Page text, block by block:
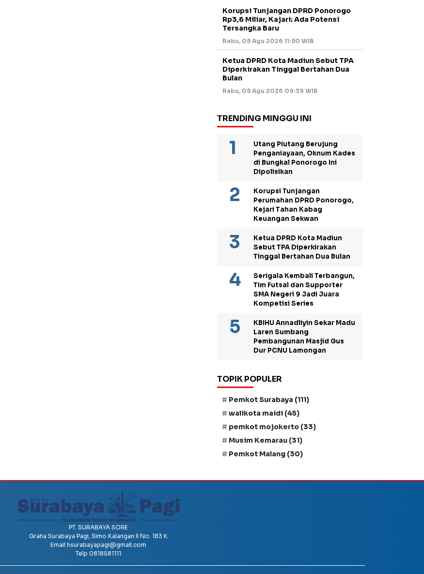
Korupsi Tunjangan DPRD Ponorogo
Rp3,6 Miliar, Kajari: Ada Potensi
Tersangka Baru
Rabu, 05 Agu 2026 11:50 WIB
Ketua DPRD Kota Madiun Sebut TPA
Diperkirakan Tinggal Bertahan Dua
Bulan
Rabu, 05 Agu 2026 09:39 WIB
TRENDING MINGGU INI
Utang Piutang Berujung
Penganiayaan, Oknum Kades
di Bungkal Ponorogo Ini
Dipolisikan
Korupsi Tunjangan
Perumahan DPRD Ponorogo,
Kejari Tahan Kabag
Keuangan Sekwan
Ketua DPRD Kota Madiun
Sebut TPA Diperkirakan
Tinggal Bertahan Dua Bulan
Serigala Kembali Terbangun,
Tim Futsal dan Supporter
SMA Negeri 9 Jadi Juara
Kompetisi Series
KBIHU Annadliyin Sekar Madu
Laren Sumbang
Pembangunan Masjid Gus
Dur PCNU Lamongan
TOPIK POPULER
Pemkot Surabaya (111)
walikota maidi (45)
pemkot mojokerto (33)
Musim Kemarau (31)
Pemkot Malang (30)
PT. SURABAYA SORE
Graha Surabaya Pagi, Simo Kalangan II No. 183 K
Email hsurabayapagi@gmail.com
Telp 0818581111